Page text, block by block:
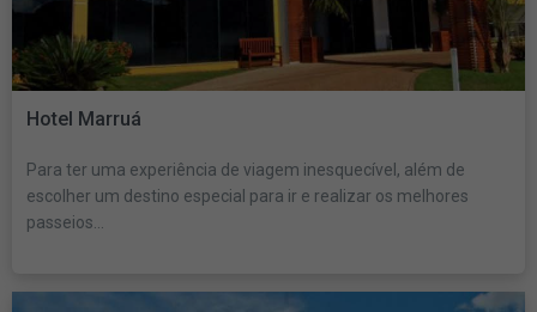
Hotel Marruá
Para ter uma experiência de viagem inesquecível, além de
escolher um destino especial para ir e realizar os melhores
passeios...